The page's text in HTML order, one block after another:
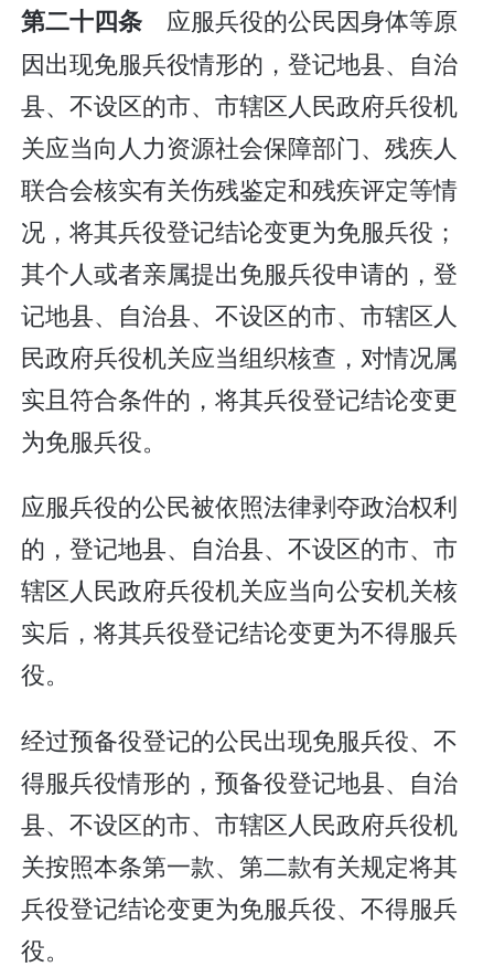
第二十四条 应服兵役的公民因身体等原
因出现免服兵役情形的，登记地县、自治
县、不设区的市、市辖区人民政府兵役机
关应当向人力资源社会保障部门、残疾人
联合会核实有关伤残鉴定和残疾评定等情
况，将其兵役登记结论变更为免服兵役；
其个人或者亲属提出免服兵役申请的，登
记地县、自治县、不设区的市、市辖区人
民政府兵役机关应当组织核查，对情况属
实且符合条件的，将其兵役登记结论变更
为免服兵役。
应服兵役的公民被依照法律剥夺政治权利
的，登记地县、自治县、不设区的市、市
辖区人民政府兵役机关应当向公安机关核
实后，将其兵役登记结论变更为不得服兵
役。
经过预备役登记的公民出现免服兵役、不
得服兵役情形的，预备役登记地县、自治
县、不设区的市、市辖区人民政府兵役机
关按照本条第一款、第二款有关规定将其
兵役登记结论变更为免服兵役、不得服兵
役。